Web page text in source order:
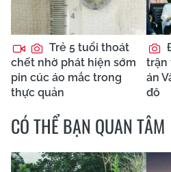
Trẻ 5 tuổi thoát
chết nhờ phát hiện sớm
pin cúc áo mắc trong
thực quản
trận
án
đô
CÓ THỂ BẠN QUAN TÂM